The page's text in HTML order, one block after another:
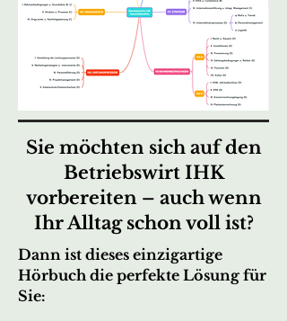
Sie möchten sich auf den
Betriebswirt IHK
vorbereiten – auch wenn
Ihr Alltag schon voll ist?
Dann ist dieses einzigartige
Hörbuch die perfekte Lösung für
Sie: